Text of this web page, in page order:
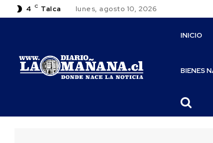
4 C Talca lunes, agosto 10, 2026
INICIO
BIENES